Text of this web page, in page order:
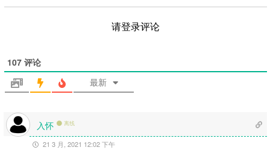
请登录评论
107 评论
最新
入怀 离线
21 3 月, 2021 12:02 下午